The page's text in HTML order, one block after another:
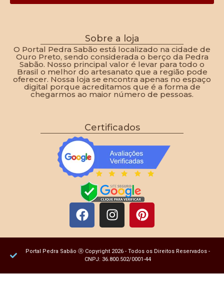
Sobre a loja
O Portal Pedra Sabão está localizado na cidade de
Ouro Preto, sendo considerada o berço da Pedra
Sabão. Nosso principal valor é levar para todo o
Brasil o melhor do artesanato que a região pode
oferecer. Nossa loja se encontra apenas no espaço
digital porque acreditamos que é a forma de
chegarmos ao maior número de pessoas.
Certificados
Portal Pedra Sabão Ⓡ Copyright 2026 - Todos os Direitos Reservados -
CNPJ: 36.800.502/0001-44